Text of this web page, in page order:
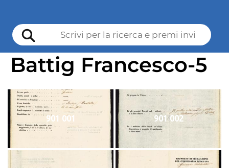
Battig Francesco-5
901 001 901 002